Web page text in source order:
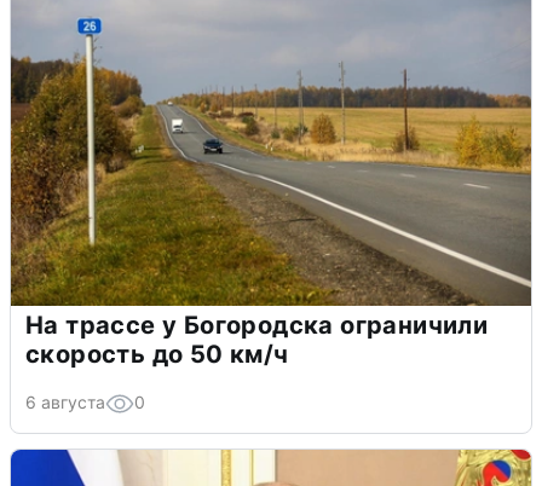
На трассе у Богородска ограничили
скорость до 50 км/ч
6 августа 0